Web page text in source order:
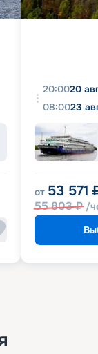
20:0020
08:0023
от 53 571
55 803₽ /